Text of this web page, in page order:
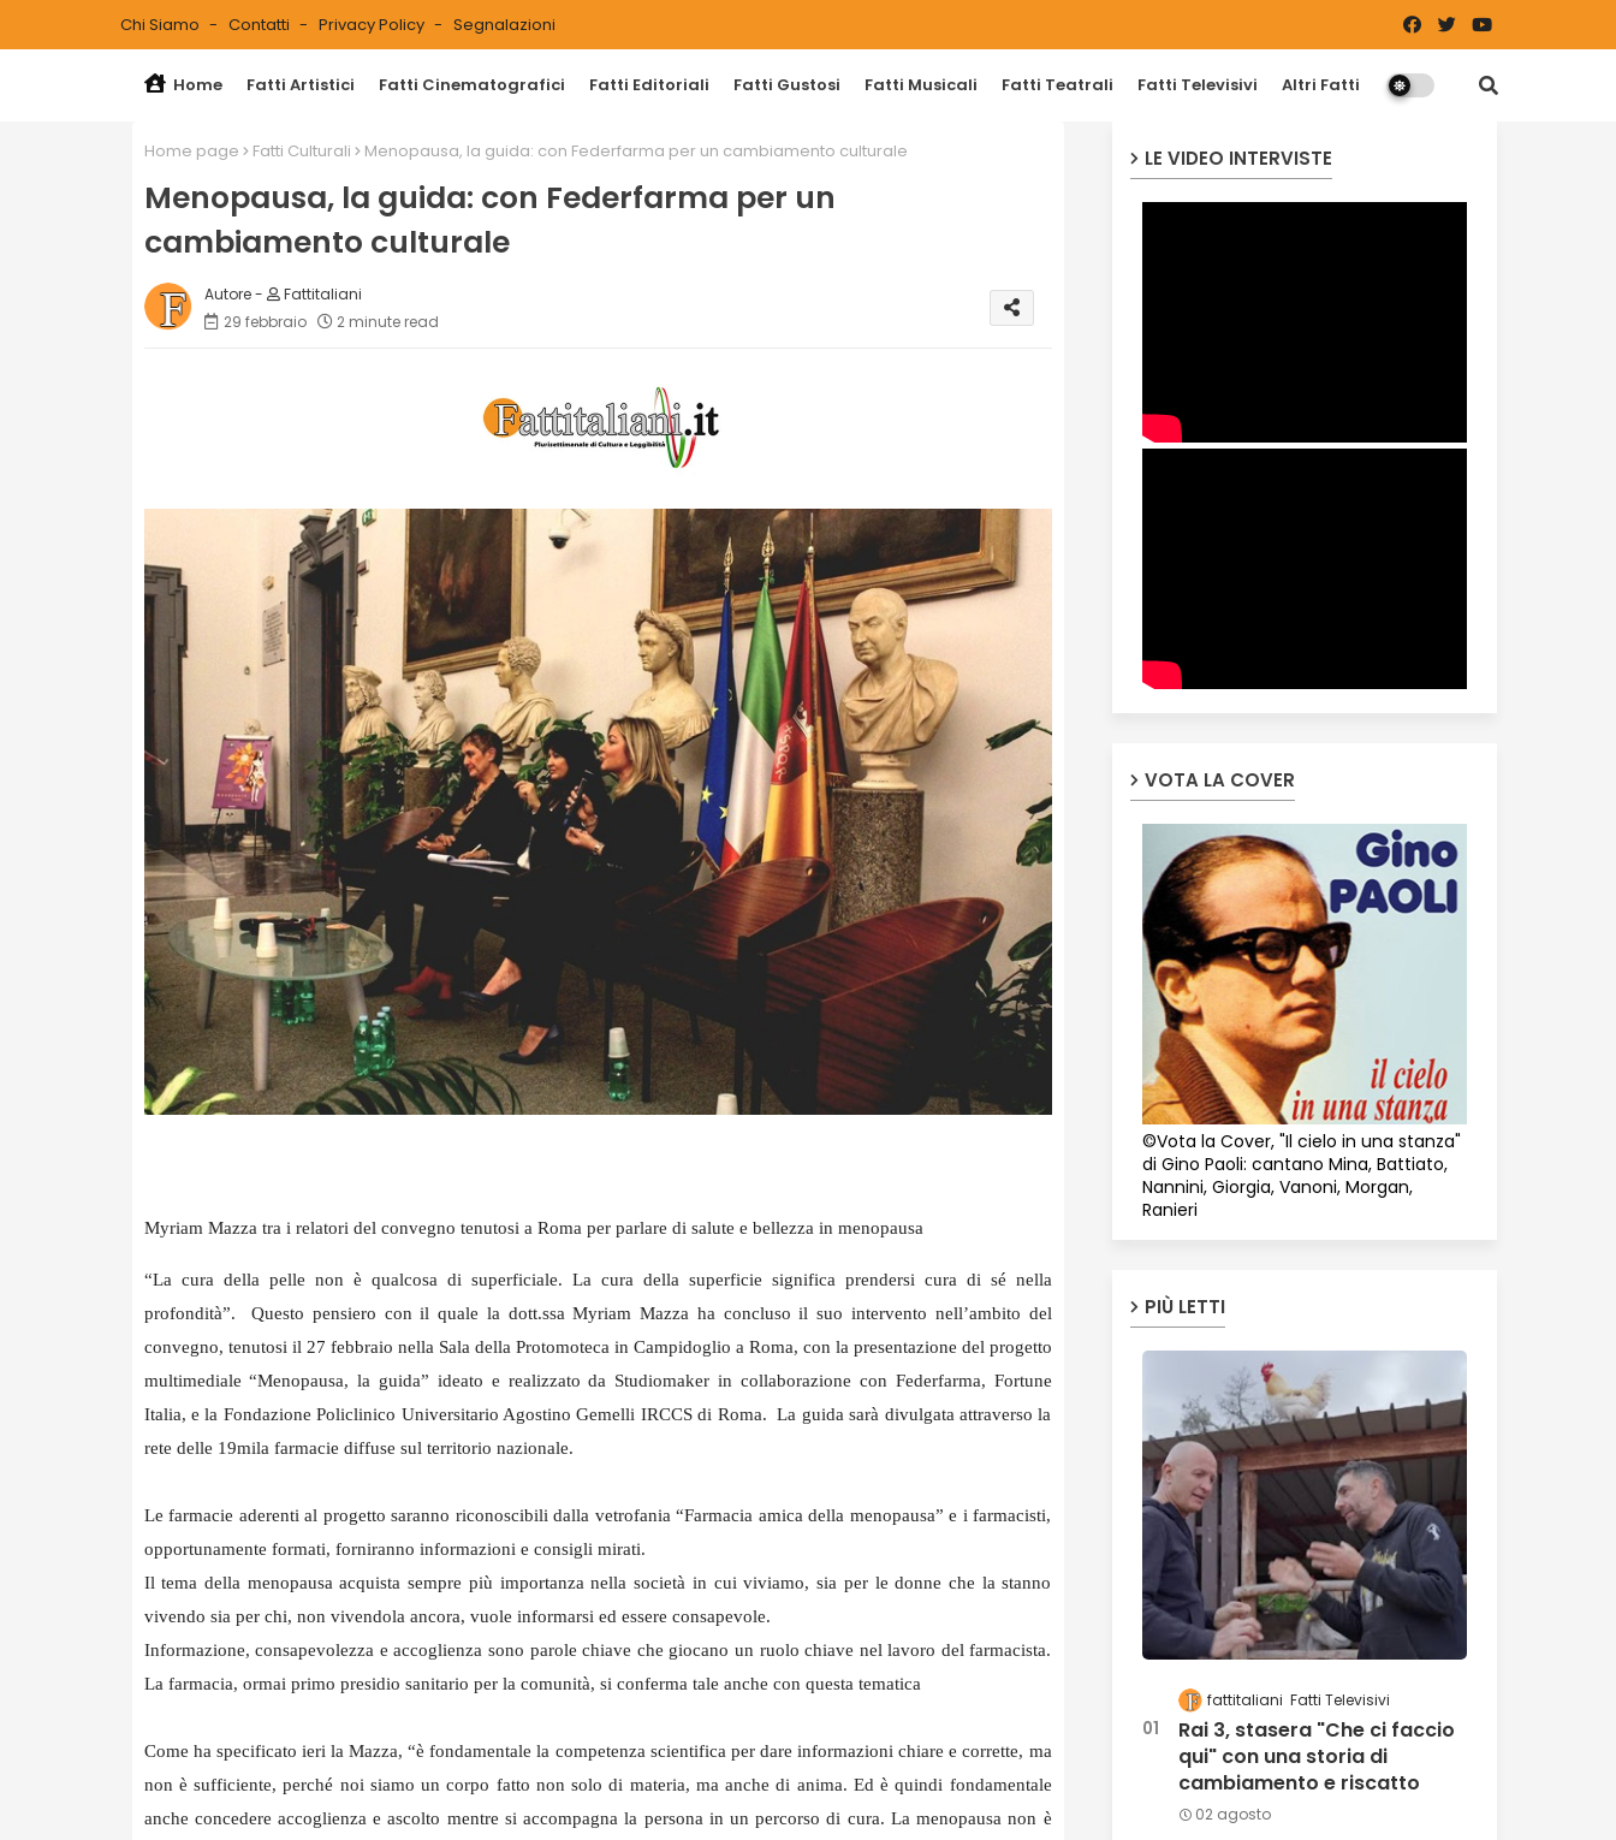
Chi Siamo Contatti Privacy Policy Segnalazioni
Home Fatti Artistici Fatti Cinematografici Fatti Editoriali Fatti Gustosi Fatti Musicali Fatti Teatrali Fatti Televisivi Altri Fatti
Home page Fatti Culturali Menopausa, la guida: con Federfarma per un cambiamento culturale
Menopausa, la guida: con Federfarma per un
cambiamento culturale
Fattitaliani
29 febbraio
2 minute read
Myriam Mazza tra i relatori del convegno tenutosi a Roma per parlare di salute e bellezza in menopausa
“La cura della pelle non è qualcosa di superficiale. La cura della superficie significa prendersi cura di sé nella
profondità”. Questo pensiero con il quale la dott.ssa Myriam Mazza ha concluso il suo intervento nell’ambito del
convegno, tenutosi il 27 febbraio nella Sala della Protomoteca in Campidoglio a Roma, con la presentazione del progetto
multimediale “Menopausa, la guida” ideato e realizzato da Studiomaker in collaborazione con Federfarma, Fortune
Italia, e la Fondazione Policlinico Universitario Agostino Gemelli IRCCS di Roma. La guida sarà divulgata attraverso la
rete delle 19mila farmacie diffuse sul territorio nazionale.
Le farmacie aderenti al progetto saranno riconoscibili dalla vetrofania “Farmacia amica della menopausa” e i farmacisti,
opportunamente formati, forniranno informazioni e consigli mirati.
Il tema della menopausa acquista sempre più importanza nella società in cui viviamo, sia per le donne che la stanno
vivendo sia per chi, non vivendola ancora, vuole informarsi ed essere consapevole.
Informazione, consapevolezza e accoglienza sono parole chiave che giocano un ruolo chiave nel lavoro del farmacista.
La farmacia, ormai primo presidio sanitario per la comunità, si conferma tale anche con questa tematica
Come ha specificato ieri la Mazza, “è fondamentale la competenza scientifica per dare informazioni chiare e corrette, ma
non è sufficiente, perché noi siamo un corpo fatto non solo di materia, ma anche di anima. Ed è quindi fondamentale
anche concedere accoglienza e ascolto mentre si accompagna la persona in un percorso di cura. La menopausa non è
LE VIDEO INTERVISTE
VOTA LA COVER
©Vota la Cover, "Il cielo in una stanza"
di Gino Paoli: cantano Mina, Battiato,
Nannini, Giorgia, Vanoni, Morgan,
Ranieri
PIÙ LETTI
fattitaliani Fatti Televisivi
Rai 3, stasera "Che ci faccio
qui" con una storia di
cambiamento e riscatto
02 agosto